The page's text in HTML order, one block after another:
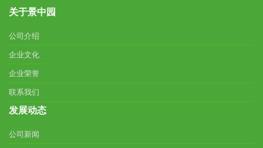
关于景中园
公司介绍
企业文化
企业荣誉
联系我们
发展动态
公司新闻